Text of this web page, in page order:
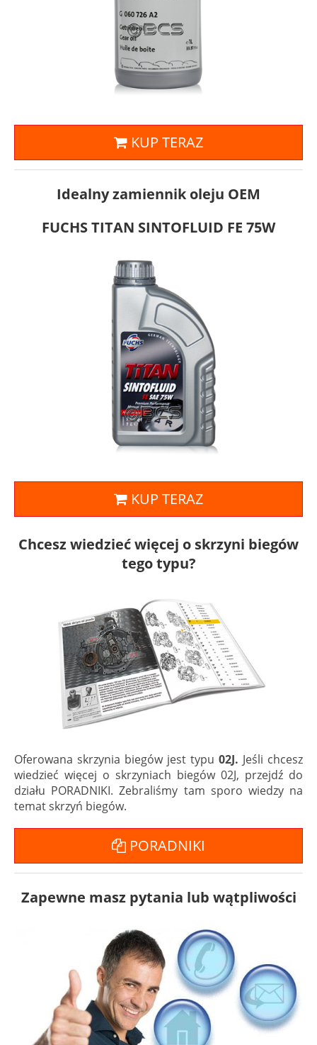
KUP TERAZ
Idealny zamiennik oleju OEM
FUCHS TITAN SINTOFLUID FE 75W
KUP TERAZ
Chcesz wiedzieć więcej o skrzyni biegów
tego typu?
Oferowana skrzynia biegów jest typu 02J. Jeśli chcesz
wiedzieć więcej o skrzyniach biegów 02J, przejdź do
działu PORADNIKI. Zebraliśmy tam sporo wiedzy na
temat skrzyń biegów.
PORADNIKI
Zapewne masz pytania lub wątpliwości